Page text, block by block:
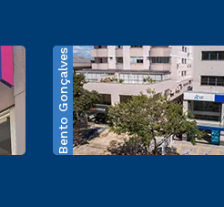
Bento Gonçalves